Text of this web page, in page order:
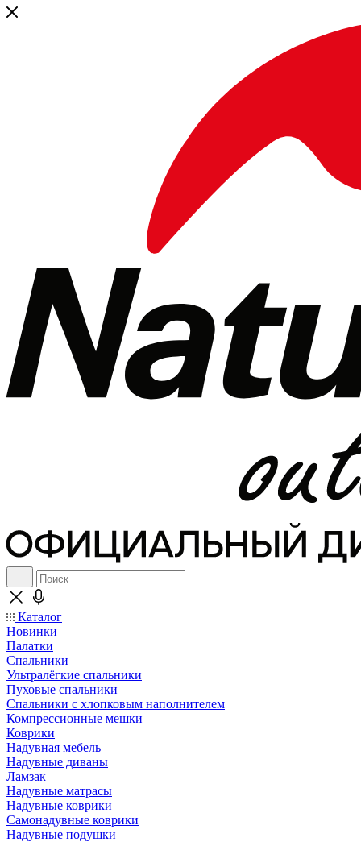
Каталог
Новинки
Палатки
Спальники
Ультралёгкие спальники
Пуховые спальники
Спальники с хлопковым наполнителем
Компрессионные мешки
Коврики
Надувная мебель
Надувные диваны
Ламзак
Надувные матрасы
Надувные коврики
Самонадувные коврики
Надувные подушки